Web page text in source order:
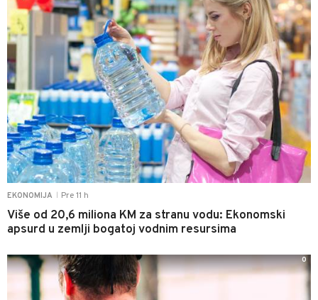
EKONOMIJA Pre 11 h
Više od 20,6 miliona KM za stranu vodu: Ekonomski
apsurd u zemlji bogatoj vodnim resursima
0